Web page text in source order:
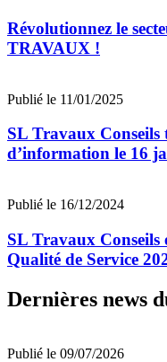
Révolutionnez le
TRAVAUX !
Publié le 11/01/2025
SL Travaux
d’information le 16
Publié le 16/12/2024
SL Travaux Conseils
Qualité de Service
Dernières news
Publié le 09/07/2026